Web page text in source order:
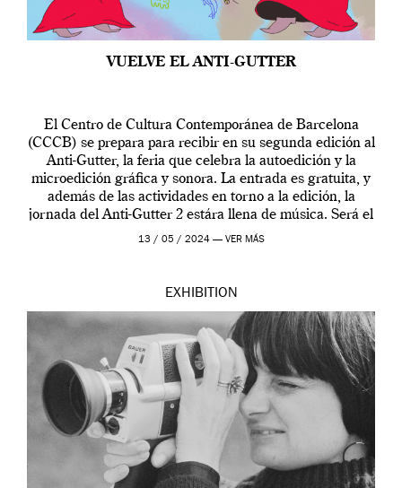
VUELVE EL ANTI-GUTTER
El Centro de Cultura Contemporánea de Barcelona
(CCCB) se prepara para recibir en su segunda edición al
Anti-Gutter, la feria que celebra la autoedición y la
microedición gráfica y sonora. La entrada es gratuita, y
además de las actividades en torno a la edición, la
jornada del Anti-Gutter 2 estára llena de música. Será el
[…]
13 / 05 / 2024 — VER MÁS
EXHIBITION